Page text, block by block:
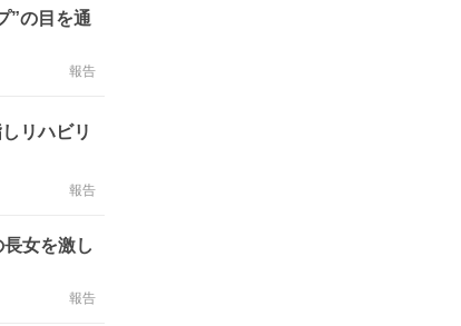
”の目を通
報告
リハビリ
報告
女を激し
報告